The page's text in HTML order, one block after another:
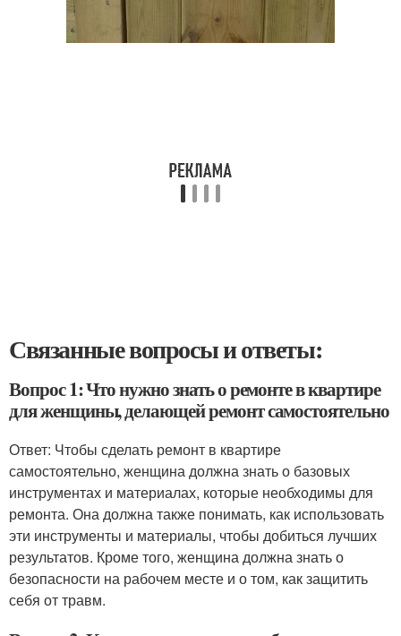
Связанные вопросы и ответы:
Вопрос 1: Что нужно знать о ремонте в квартире
для женщины, делающей ремонт самостоятельно
Ответ: Чтобы сделать ремонт в квартире
самостоятельно, женщина должна знать о базовых
инструментах и материалах, которые необходимы для
ремонта. Она должна также понимать, как использовать
эти инструменты и материалы, чтобы добиться лучших
результатов. Кроме того, женщина должна знать о
безопасности на рабочем месте и о том, как защитить
себя от травм.